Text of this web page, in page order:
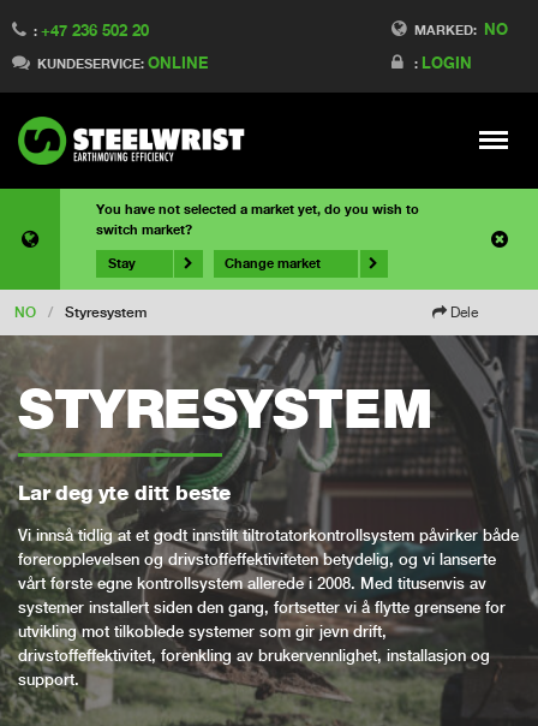
MARKED: NO
: LOGIN
: +47 236 502 20
KUNDESERVICE: ONLINE
Meny
You have not selected a market yet, do you wish to
switch market?
Stay Change market
NO / Styresystem Dele
STYRESYSTEM
Lar deg yte ditt beste
Vi innså tidlig at et godt innstilt tiltrotatorkontrollsystem påvirker både
føreropplevelsen og drivstoffeffektiviteten betydelig, og vi lanserte
vårt første egne kontrollsystem allerede i 2008. Med titusenvis av
systemer installert siden den gang, fortsetter vi å flytte grensene for
utvikling mot tilkoblede systemer som gir jevn drift,
drivstoffeffektivitet, forenkling av brukervennlighet, installasjon og
support.